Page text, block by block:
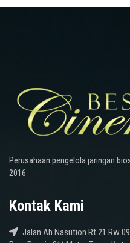
Perusahaan pengelola jaringan
2016
Kontak Kami
Jalan Ah Nasution Rt 21 Rw